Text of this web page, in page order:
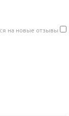
на новые отзывы